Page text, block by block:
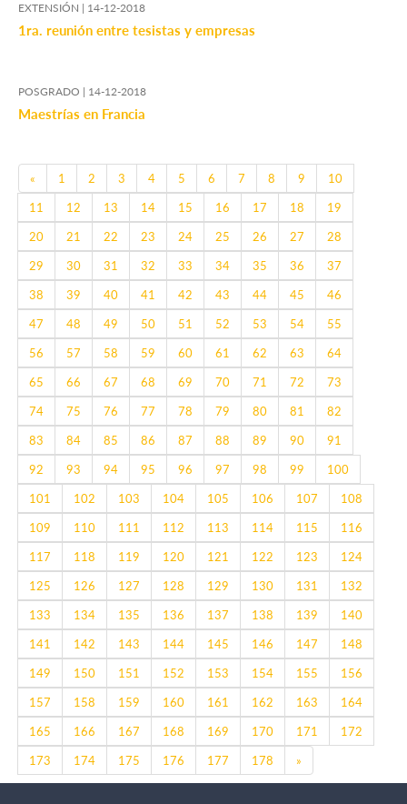
EXTENSIÓN | 14-12-2018
1ra. reunión entre tesistas y empresas
POSGRADO | 14-12-2018
Maestrías en Francia
« Previous
1 2 3 4 5 6 7 8 9
10
11
12 13 14 15 16 17 18
19
20
21 22 23 24 25 26 27
28
29
30 31 32 33 34 35 36
37
38
39 40 41 42 43 44 45
46
47
48 49 50 51 52 53 54
55
56
57 58 59 60 61 62 63
64
65
66 67 68 69 70 71 72
73
74
75 76 77 78 79 80 81
82
83
84 85 86 87 88 89 90
91
92
93 94 95 96 97 98 99
100
101
102 103 104 105 106 107
108
109
110 111 112 113 114 115
116
117
118 119 120 121 122 123
124
125
126 127 128 129 130 131
132
133
134 135 136 137 138 139
140
141
142 143 144 145 146 147
148
149
150 151 152 153 154 155
156
157
158 159 160 161 162 163
164
165
166 167 168 169 170 171
172
173
174 175 176 177 178 »